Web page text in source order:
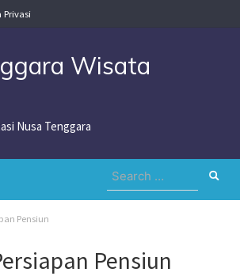
Privasi
Wisata
Nusa Tenggara
Search
for:
Pensiun
Pensiun